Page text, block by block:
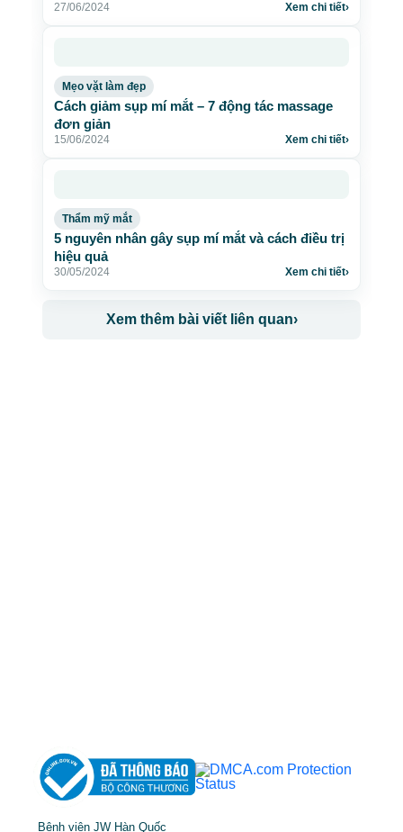
27/06/2024 Xem chi tiết›
Mẹo vặt làm đẹp
Cách giảm sụp mí mắt – 7 động tác massage
đơn giản
15/06/2024 Xem chi tiết›
Thẩm mỹ mắt
5 nguyên nhân gây sụp mí mắt và cách điều trị
hiệu quả
30/05/2024 Xem chi tiết›
Xem thêm bài viết liên quan›
Bệnh viện JW Hàn Quốc